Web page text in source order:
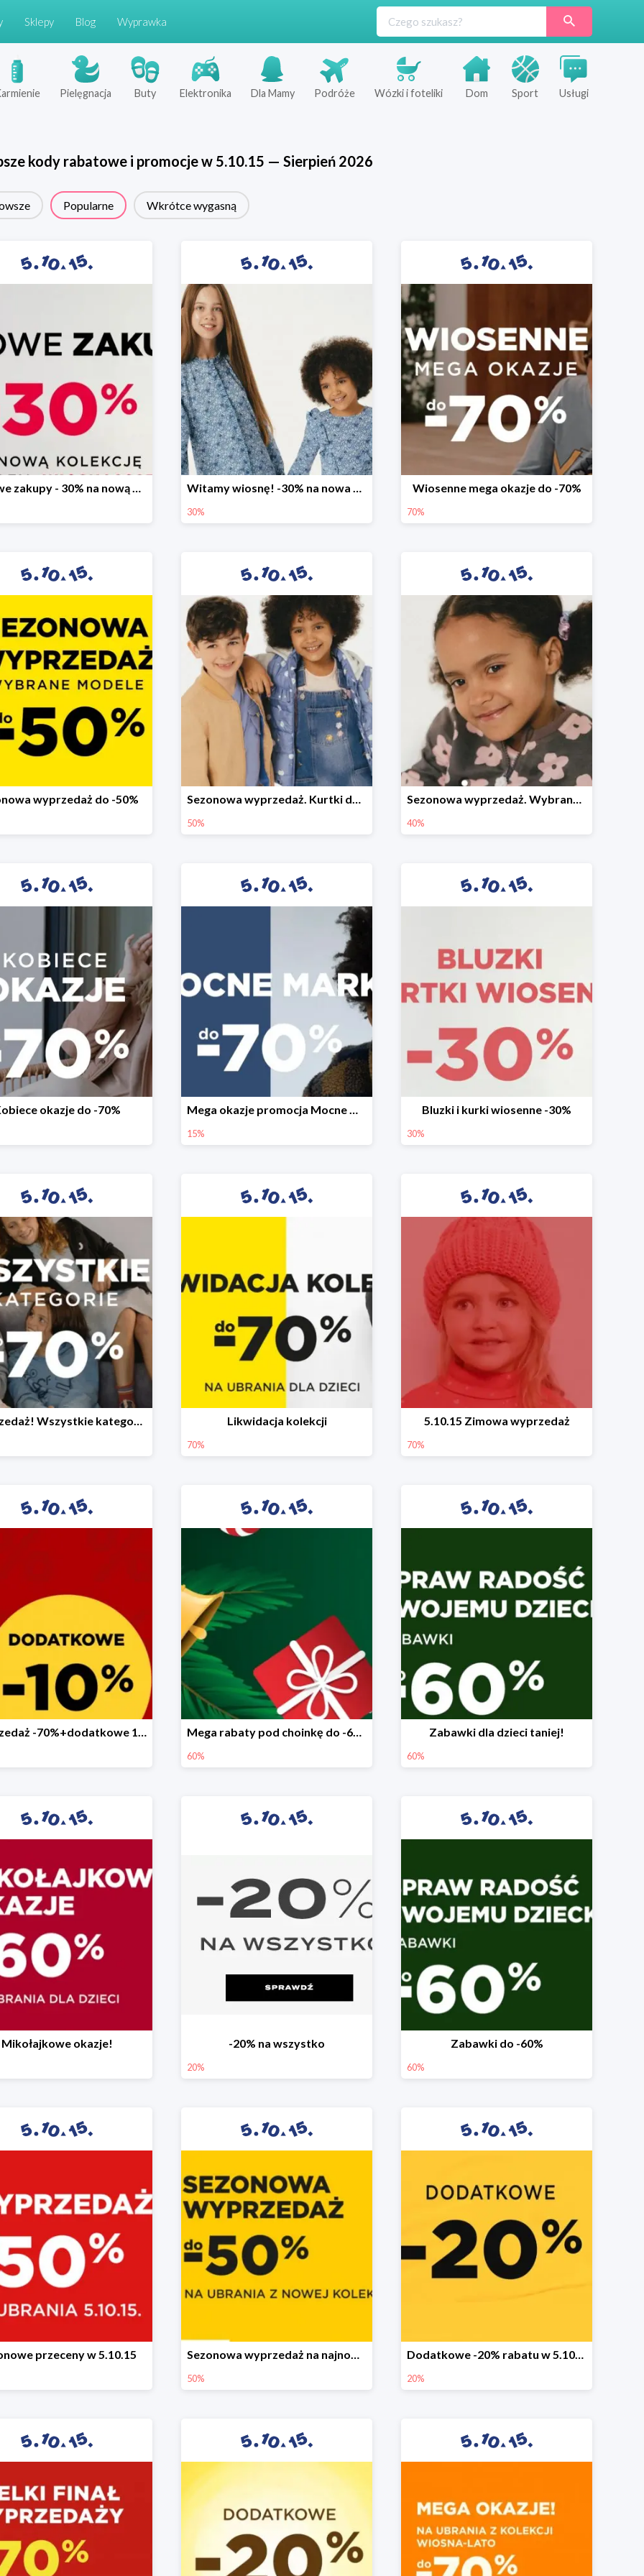
Sklepy Blog Wyprawka
Pielęgnacja Buty Elektronika Dla Mamy Podróże Wózki i foteliki Dom Sport Usługi
kody rabatowe i promocje w 5.10.15 — Sierpień 2026
Popularne Wkrótce wygasną
Stylowe zakupy - 30% na nową kolekcję Witamy wiosnę! -30% na nowa kolekcję
30%
Wiosenne mega okazje do -70%
70%
wyprzedaż do -50% Sezonowa wyprzedaż. Kurtki do -50%
50%
Sezonowa wyprzedaż. Wybrane modele do -40%
40%
okazje do -70% Mega okazje promocja Mocne marki do -70%
15%
Bluzki i kurki wiosenne -30%
30%
Wyprzedaż! Wszystkie kategorie do -70% Likwidacja kolekcji
70%
5.10.15 Zimowa wyprzedaż
70%
Wyprzedaż -70%+dodatkowe 10% Mega rabaty pod choinkę do -60%
60%
Zabawki dla dzieci taniej!
60%
Mikołajkowe okazje! -20% na wszystko
20%
Zabawki do -60%
60%
przeceny w 5.10.15 Sezonowa wyprzedaż na najnowszą kolekcję do -50%
50%
Dodatkowe -20% rabatu w 5.10.15
20%